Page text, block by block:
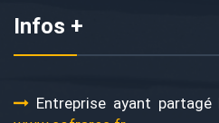
Infos +
Entreprise ayant